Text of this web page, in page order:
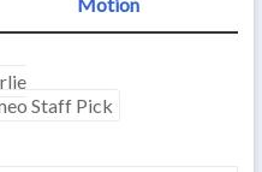
Staff Pick